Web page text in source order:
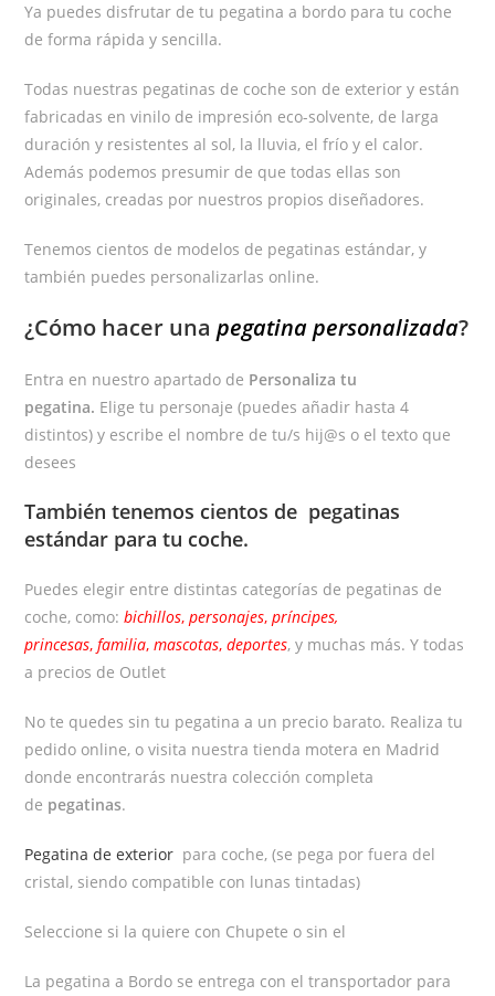
Ya puedes disfrutar de tu pegatina a bordo para tu coche
de forma rápida y sencilla.
Todas nuestras pegatinas de coche son de exterior y están
fabricadas en vinilo de impresión eco-solvente, de larga
duración y resistentes al sol, la lluvia, el frío y el calor.
Además podemos presumir de que todas ellas son
originales, creadas por nuestros propios diseñadores.
Tenemos cientos de modelos de pegatinas estándar, y
también puedes personalizarlas online.
¿Cómo hacer unapegatina personalizada?
Entra en nuestro apartado de Personaliza tu
pegatina. Elige tu personaje (puedes añadir hasta 4
distintos) y escribe el nombre de tu/s hij@s o el texto que
desees
También tenemos cientos de pegatinas
estándar para tu coche.
Puedes elegir entre distintas categorías de pegatinas de
coche, como:bichillos,personajes,príncipes,
princesas,familia,mascotas,deportes, y muchas más. Y todas
a precios de Outlet
No te quedes sin tu pegatina a un precio barato. Realiza tu
pedido online, o visita nuestra tienda motera en Madrid
donde encontrarás nuestra colección completa
de pegatinas.
Pegatina de exterior para coche, (se pega por fuera del
cristal, siendo compatible con lunas tintadas)
Seleccione si la quiere con Chupete o sin el
La pegatina a Bordo se entrega con el transportador para